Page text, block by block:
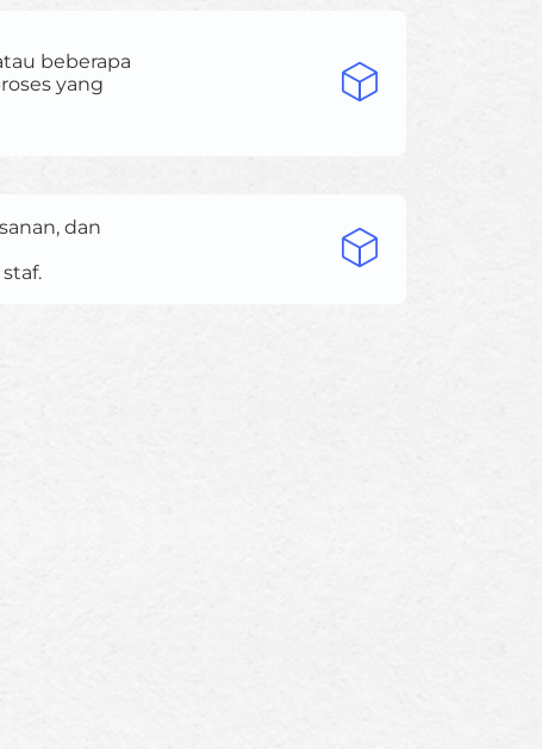
beberapa
yang
dan